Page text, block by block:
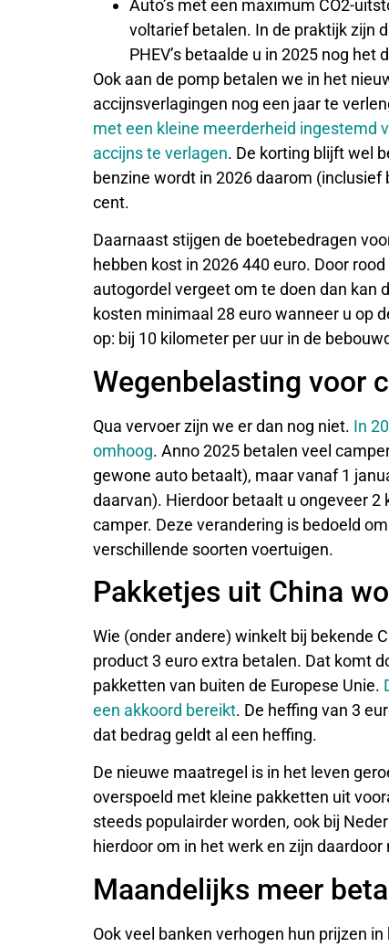
Auto’s met een maximum CO2-
voltarief betalen. In de praktijk zijn
PHEV’s betaalde u in 2025 nog het
Ook aan de pomp betalen we in het
accijnsverlagingen nog een jaar te
met een kleine meerderheid ingestemd
accijns te verlagen. De korting blijft wel
benzine wordt in 2026 daarom (inclusief
cent.
Daarnaast stijgen de boetebedragen
hebben kost in 2026 440 euro. Door
autogordel vergeet om te doen dan kan
kosten minimaal 28 euro wanneer u op
op: bij 10 kilometer per uur in de
Wegenbelasting voor
Qua vervoer zijn we er dan nog niet. In
omhoog. Anno 2025 betalen veel
gewone auto betaalt), maar vanaf 1
daarvan). Hierdoor betaalt u ongeveer
camper. Deze verandering is bedoeld
verschillende soorten voertuigen.
Pakketjes uit China
Wie (onder andere) winkelt bij bekende
product 3 euro extra betalen. Dat komt
pakketten van buiten de Europese Unie.
een akkoord bereikt. De heffing van 3
dat bedrag geldt al een heffing.
De nieuwe maatregel is in het leven
overspoeld met kleine pakketten uit
steeds populairder worden, ook bij
hierdoor om in het werk en zijn
Maandelijks meer
Ook veel banken verhogen hun prijzen